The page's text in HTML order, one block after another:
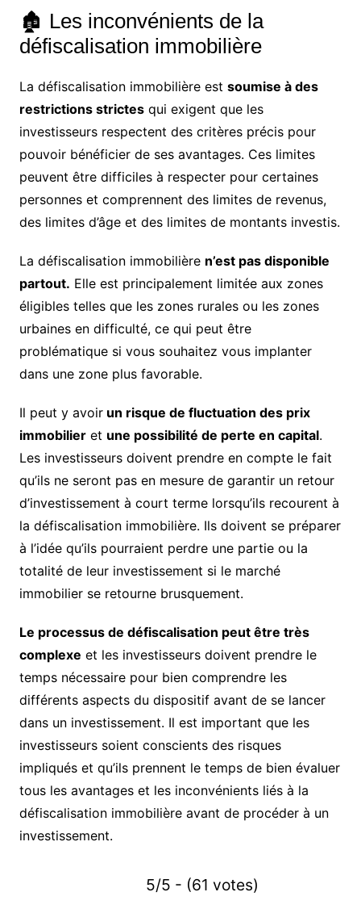
🏚️ Les inconvénients de la
défiscalisation immobilière
La défiscalisation immobilière est soumise à des
restrictions strictesqui exigent que les
investisseurs respectent des critères précis pour
pouvoir bénéficier de ses avantages. Ces limites
peuvent être difficiles à respecter pour certaines
personnes et comprennent des limites de revenus,
des limites d’âge et des limites de montants investis.
La défiscalisation immobilière n’est pas disponible
partout. Elle est principalement limitée aux zones
éligibles telles que les zones rurales ou les zones
urbaines en difficulté, ce qui peut être
problématique si vous souhaitez vous implanter
dans une zone plus favorable.
Il peut y avoirun risque de fluctuation des prix
immobilieret une possibilité de perte en capital.
Les investisseurs doivent prendre en compte le fait
qu’ils ne seront pas en mesure de garantir un retour
d’investissement à court terme lorsqu’ils recourent à
la défiscalisation immobilière. Ils doivent se préparer
à l’idée qu’ils pourraient perdre une partie ou la
totalité de leur investissement si le marché
immobilier se retourne brusquement.
Le processus de défiscalisation peut être très
complexe et les investisseurs doivent prendre le
temps nécessaire pour bien comprendre les
différents aspects du dispositif avant de se lancer
dans un investissement. Il est important que les
investisseurs soient conscients des risques
impliqués et qu’ils prennent le temps de bien évaluer
tous les avantages et les inconvénients liés à la
défiscalisation immobilière avant de procéder à un
investissement.
5/5 - (61 votes)